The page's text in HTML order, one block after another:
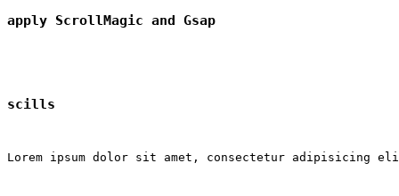
apply ScrollMagic and Gsap
scills
Lorem ipsum dolor sit amet, consectetur adipisicing